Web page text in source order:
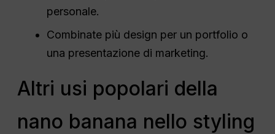
personale.
Combinate più design per un portfolio o
una presentazione di marketing.
Altri usi popolari della
nano banana nello styling